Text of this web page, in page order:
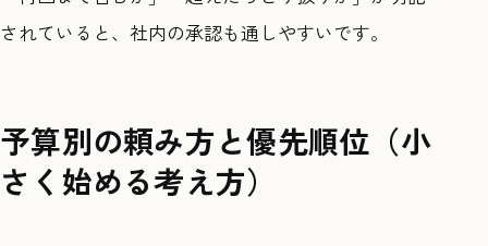
されていると、社内の承認も通しやすいです。
予算別の頼み方と優先順位（小
さく始める考え方）